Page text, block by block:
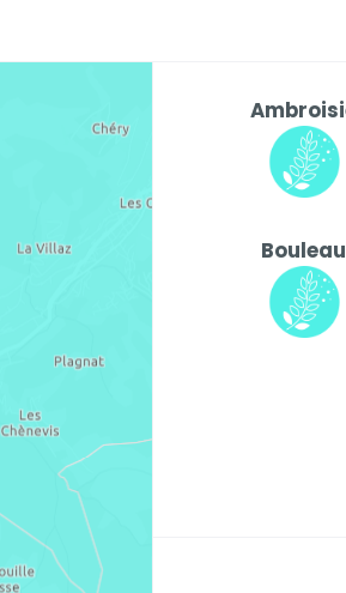
Bouleau